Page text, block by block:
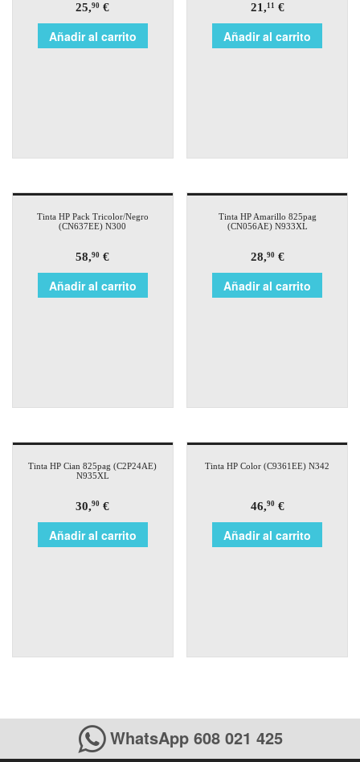
25,90 €
Añadir al carrito
21,11 €
Añadir al carrito
Tinta HP Pack Tricolor/Negro
(CN637EE) N300
58,90 €
Añadir al carrito
Tinta HP Amarillo 825pag
(CN056AE) N933XL
28,90€
Añadir al carrito
Tinta HP Cian 825pag (C2P24AE)
N935XL
30,90 €
Añadir al carrito
Tinta HP Color (C9361EE) N342
46,90€
Añadir al carrito
WhatsApp 608 021 425